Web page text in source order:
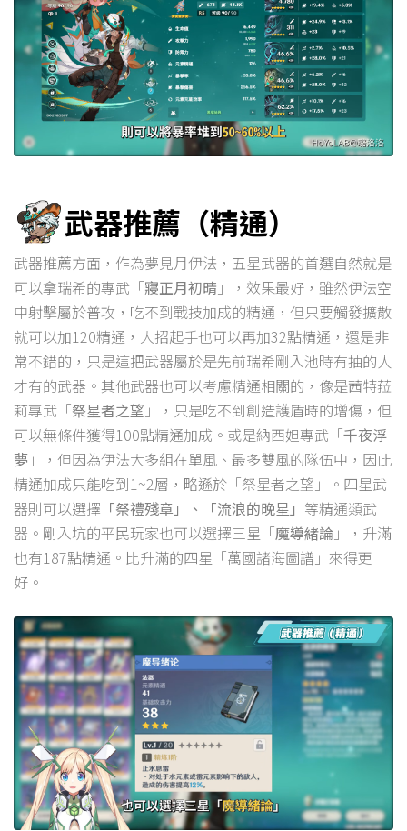
武器推薦（精通）
武器推薦方面，作為夢見月伊法，五星武器的首選自然就是
可以拿瑞希的專武「寢正月初晴 」，效果最好，雖然伊法空
中射擊屬於普攻，吃不到戰技加成的精通，但只要觸發擴散
就可以加120精通，大招起手也可以再加32點精通，還是非
常不錯的，只是這把武器屬於是先前瑞希剛入池時有抽的人
才有的武器。其他武器也可以考慮精通相關的，像是茜特菈
莉專武「祭星者之望 」，只是吃不到創造護盾時的增傷，但
可以無條件獲得100點精通加成。或是納西妲專武「千夜浮
夢 」，但因為伊法大多組在單風、最多雙風的隊伍中，因此
精通加成只能吃到1~2層，略遜於「祭星者之望」。四星武
器則可以選擇 「祭禮殘章」、「流浪的晚星」 等精通類武
器。剛入坑的平民玩家也可以選擇三星「魔導緒論 」，升滿
也有187點精通。比升滿的四星「萬國諸海圖譜」來得更
好。